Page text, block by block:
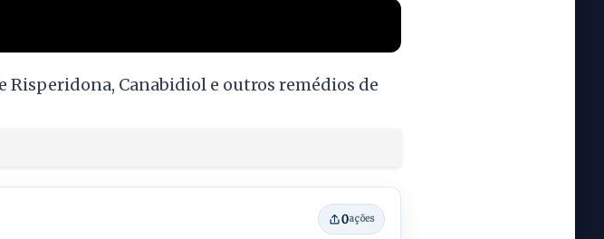
Canabidiol e outros remédios de
0ações